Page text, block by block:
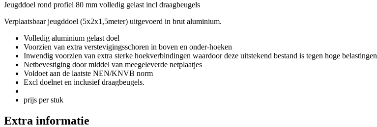
Jeugddoel rond profiel 80 mm volledig gelast incl draagbeugels
Verplaatsbaar jeugddoel (5x2x1,5meter) uitgevoerd in brut aluminium.
Volledig aluminium gelast doel
Voorzien van extra verstevigingsschoren in boven en onder-hoeken
Inwendig voorzien van extra sterke hoekverbindingen waardoor deze uitstekend bestand is tegen hoge belastingen
Netbevestiging door middel van meegeleverde netplaatjes
Voldoet aan de laatste NEN/KNVB norm
Excl doelnet en inclusief draagbeugels.
prijs per stuk
Extra informatie